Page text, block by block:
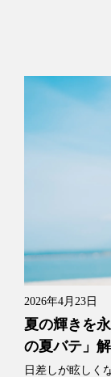
2026年4月23日
夏の輝きを
の夏バテ」
日差しが眩しく